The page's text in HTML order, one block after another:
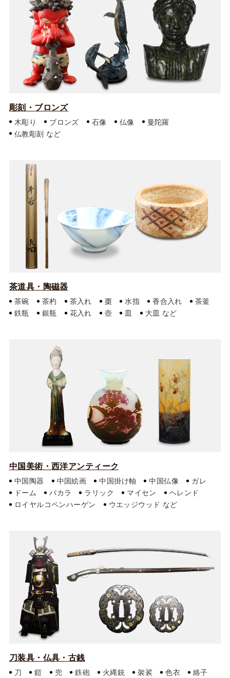
彫刻・ブロンズ
木彫り ブロンズ 石像 仏像
曼陀羅
仏教彫刻
茶道具・陶磁器
茶碗 茶杓 茶入れ 棗 水指 香合入れ
茶釜
鉄瓶
銀瓶 花入れ 壺 皿 大皿
中国美術・西洋アンティーク
中国陶器 中国絵画 中国掛け軸 中国仏像
ガレ
ドーム
バカラ ラリック マイセン
ヘレンド
ロイヤルコペンハーゲン
ウエッジウッド
刀装具・仏具・古銭
刀 鎧 兜 鉄砲 火縄銃 袈裟 色衣
絡子